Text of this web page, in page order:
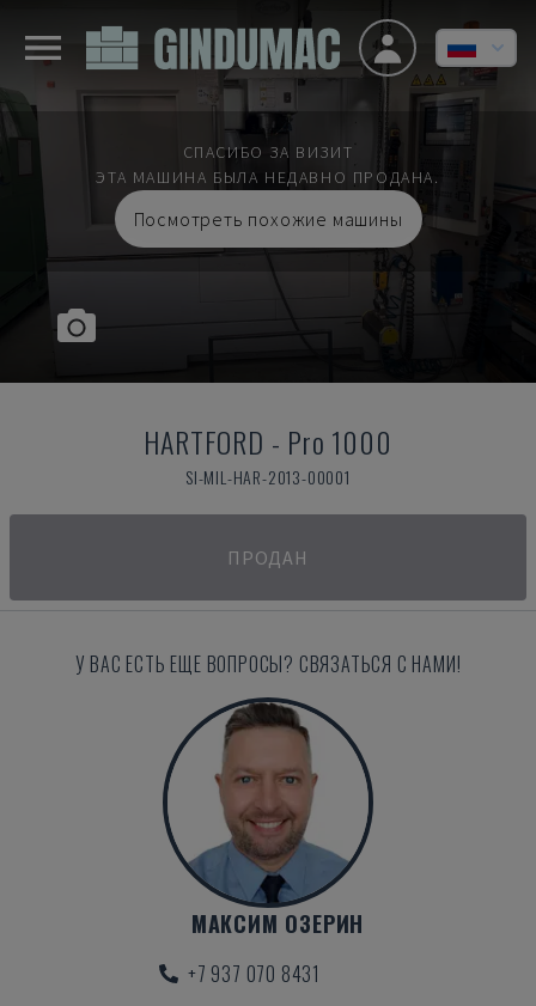
СПАСИБО ЗА ВИЗИТ
ЭТА МАШИНА БЫЛА НЕДАВНО ПРОДАНА.
Посмотреть похожие машины
HARTFORD - Pro 1000
SI-MIL-HAR-2013-00001
ПРОДАН
У ВАС ЕСТЬ ЕЩЕ ВОПРОСЫ? СВЯЗАТЬСЯ С НАМИ!
МАКСИМ ОЗЕРИН
+7 937 070 8431